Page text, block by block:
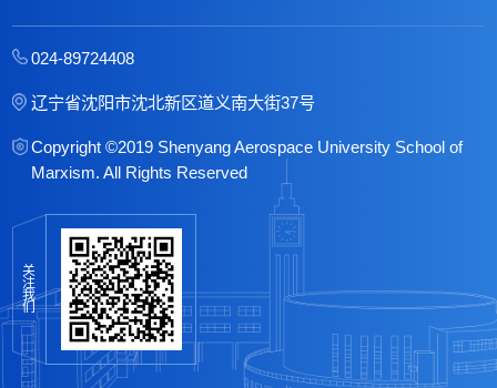
024-89724408
辽宁省沈阳市沈北新区道义南大街37号
Copyright ©2019 Shenyang Aerospace University School of
Marxism. All Rights Reserved
关
注
我
们